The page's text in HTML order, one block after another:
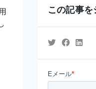
この記事